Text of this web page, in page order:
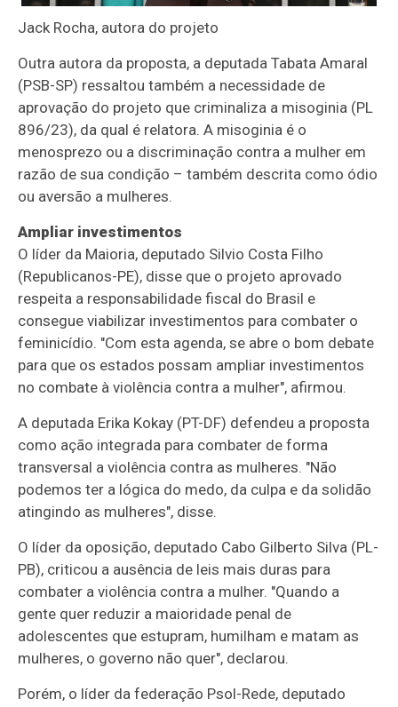
Jack Rocha, autora do projeto
Outra autora da proposta, a deputada Tabata Amaral
(PSB-SP) ressaltou também a necessidade de
aprovação do projeto que criminaliza a misoginia (PL
896/23), da qual é relatora. A misoginia é o
menosprezo ou a discriminação contra a mulher em
razão de sua condição – também descrita como ódio
ou aversão a mulheres.
Ampliar investimentos
O líder da Maioria, deputado Silvio Costa Filho
(Republicanos-PE), disse que o projeto aprovado
respeita a responsabilidade fiscal do Brasil e
consegue viabilizar investimentos para combater o
feminicídio. "Com esta agenda, se abre o bom debate
para que os estados possam ampliar investimentos
no combate à violência contra a mulher", afirmou.
A deputada Erika Kokay (PT-DF) defendeu a proposta
como ação integrada para combater de forma
transversal a violência contra as mulheres. "Não
podemos ter a lógica do medo, da culpa e da solidão
atingindo as mulheres", disse.
O líder da oposição, deputado Cabo Gilberto Silva (PL-
PB), criticou a ausência de leis mais duras para
combater a violência contra a mulher. "Quando a
gente quer reduzir a maioridade penal de
adolescentes que estupram, humilham e matam as
mulheres, o governo não quer", declarou.
Porém, o líder da federação Psol-Rede, deputado